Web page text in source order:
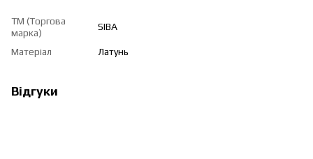
ТМ (Торгова
марка)
SIBA
Матеріал Латунь
Відгуки